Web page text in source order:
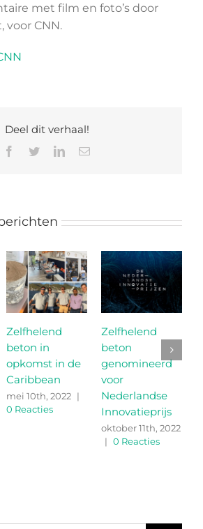
met film en foto’s door
voor CNN.
Deel dit verhaal!
Facebook
TwitterLinkedIn
E-
Zelfhelend
beton in
opkomst in de
Caribbean
mei 10th, 2022 |
0 Reacties
Zelfhelend
beton
genomineerd
voor
Nederlandse
Innovatieprijs
oktober 11th, 2022
| 0 Reacties